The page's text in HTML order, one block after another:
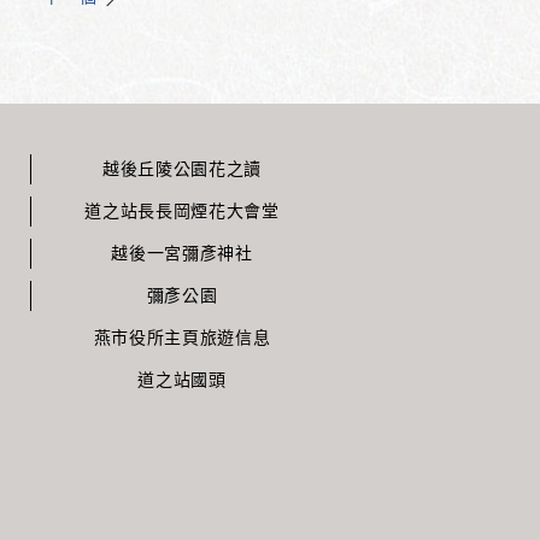
越後丘陵公園花之讀
道之站長長岡煙花大會堂
越後一宮彌彥神社
彌彥公園
燕市役所主頁旅遊信息
道之站國頭